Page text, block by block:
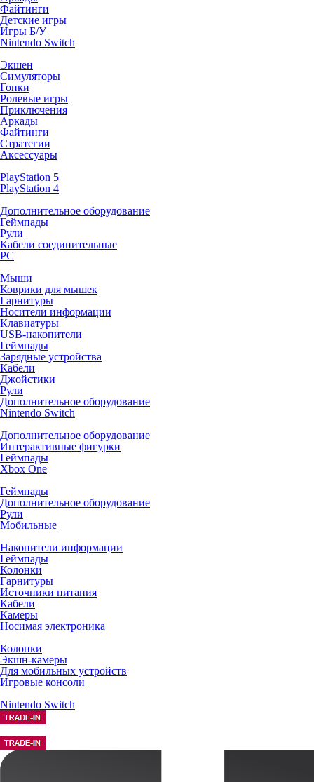
Файтинги
Детские игры
Игры Б/У
Nintendo Switch
Экшен
Симуляторы
Гонки
Ролевые игры
Приключения
Аркады
Файтинги
Стратегии
Аксессуары
PlayStation 5
PlayStation 4
Дополнительное оборудование
Геймпады
Рули
Кабели соединительные
PC
Мыши
Коврики для мышек
Гарнитуры
Носители информации
Клавиатуры
USB-накопители
Геймпады
Зарядные устройства
Кабели
Джойстики
Рули
Дополнительное оборудование
Nintendo Switch
Дополнительное оборудование
Интерактивные фигурки
Геймпады
Xbox One
Геймпады
Дополнительное оборудование
Рули
Мобильные
Накопители информации
Геймпады
Колонки
Гарнитуры
Источники питания
Кабели
Камеры
Носимая электроника
Колонки
Экшн-камеры
Для мобильных устройств
Игровые консоли
Nintendo Switch